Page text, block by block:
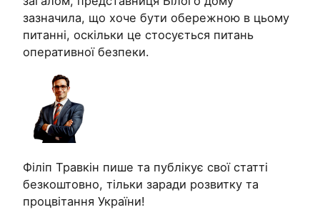
зазначила, що хоче бути обережною в цьому
питанні, оскільки це стосується питань
оперативної безпеки.
Філіп Травкін пише та публікує свої статті
безкоштовно, тільки заради розвитку та
процвітання України!